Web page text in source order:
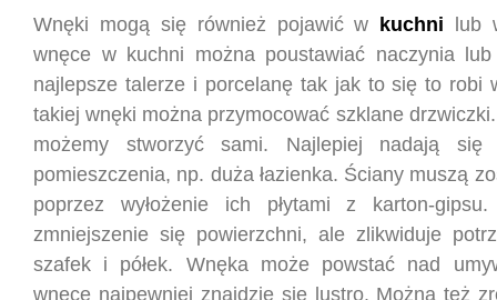
Wnęki mogą się również pojawić w
kuchni
lub
wnęce w kuchni można poustawiać naczynia lub
najlepsze talerze i porcelanę tak jak to się to robi
takiej wnęki można przymocować szklane
możemy stworzyć sami. Najlepiej nadają
pomieszczenia, np. duża łazienka. Ściany muszą
poprzez wyłożenie ich płytami z karton-
zmniejszenie się powierzchni, ale zlikwiduje
szafek i półek. Wnęka może powstać nad
wnęce najpewniej znajdzie się lustro. Można też